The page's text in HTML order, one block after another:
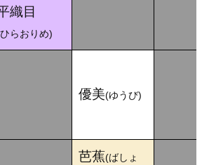
織目
らおりめ)
優美(ゆうび)
芭蕉(ばしょ